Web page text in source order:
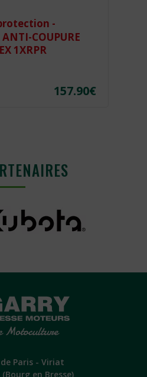
-
COUPURE
1XRPR
157.90€
Paris - Viriat
(Bourg en Bresse)